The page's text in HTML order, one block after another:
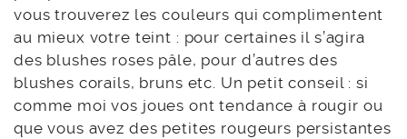
vous trouverez les couleurs qui complimentent
au mieux votre teint : pour certaines il s’agira
des blushes roses pâle, pour d’autres des
blushes corails, bruns etc. Un petit conseil : si
comme moi vos joues ont tendance à rougir ou
que vous avez des petites rougeurs persistantes